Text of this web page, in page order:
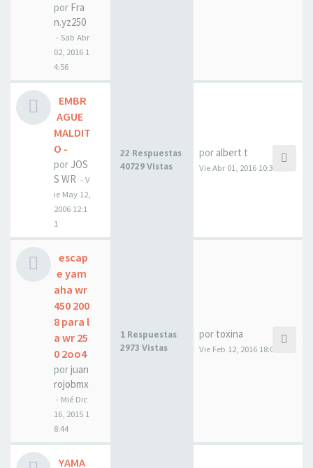
por Fra
n.yz250
- Sab Abr
02, 2016 1
4:56
EMBR
AGUE
MALDIT
O -
por JOS
S WR - V
ie May 12,
2006 12:1
1
22 Respuestas
40729 Vistas
por albert t
Vie Abr 01, 2016 10:31
escap
e yam
aha wr
450 200
8 para l
a wr 25
0 2oo4
porjuan
rojobmx
- Mié Dic
16, 2015 1
8:44
1 Respuestas
2973 Vistas
por toxina
Vie Feb 12, 2016 18:05
YAMA